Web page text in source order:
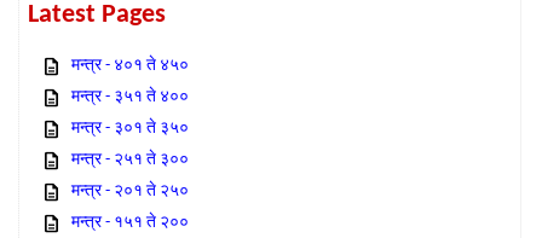
Latest Pages
मन्त्र - ४०१ ते ४५०
मन्त्र - ३५१ ते ४००
मन्त्र - ३०१ ते ३५०
मन्त्र - २५१ ते ३००
मन्त्र - २०१ ते २५०
मन्त्र - १५१ ते २००